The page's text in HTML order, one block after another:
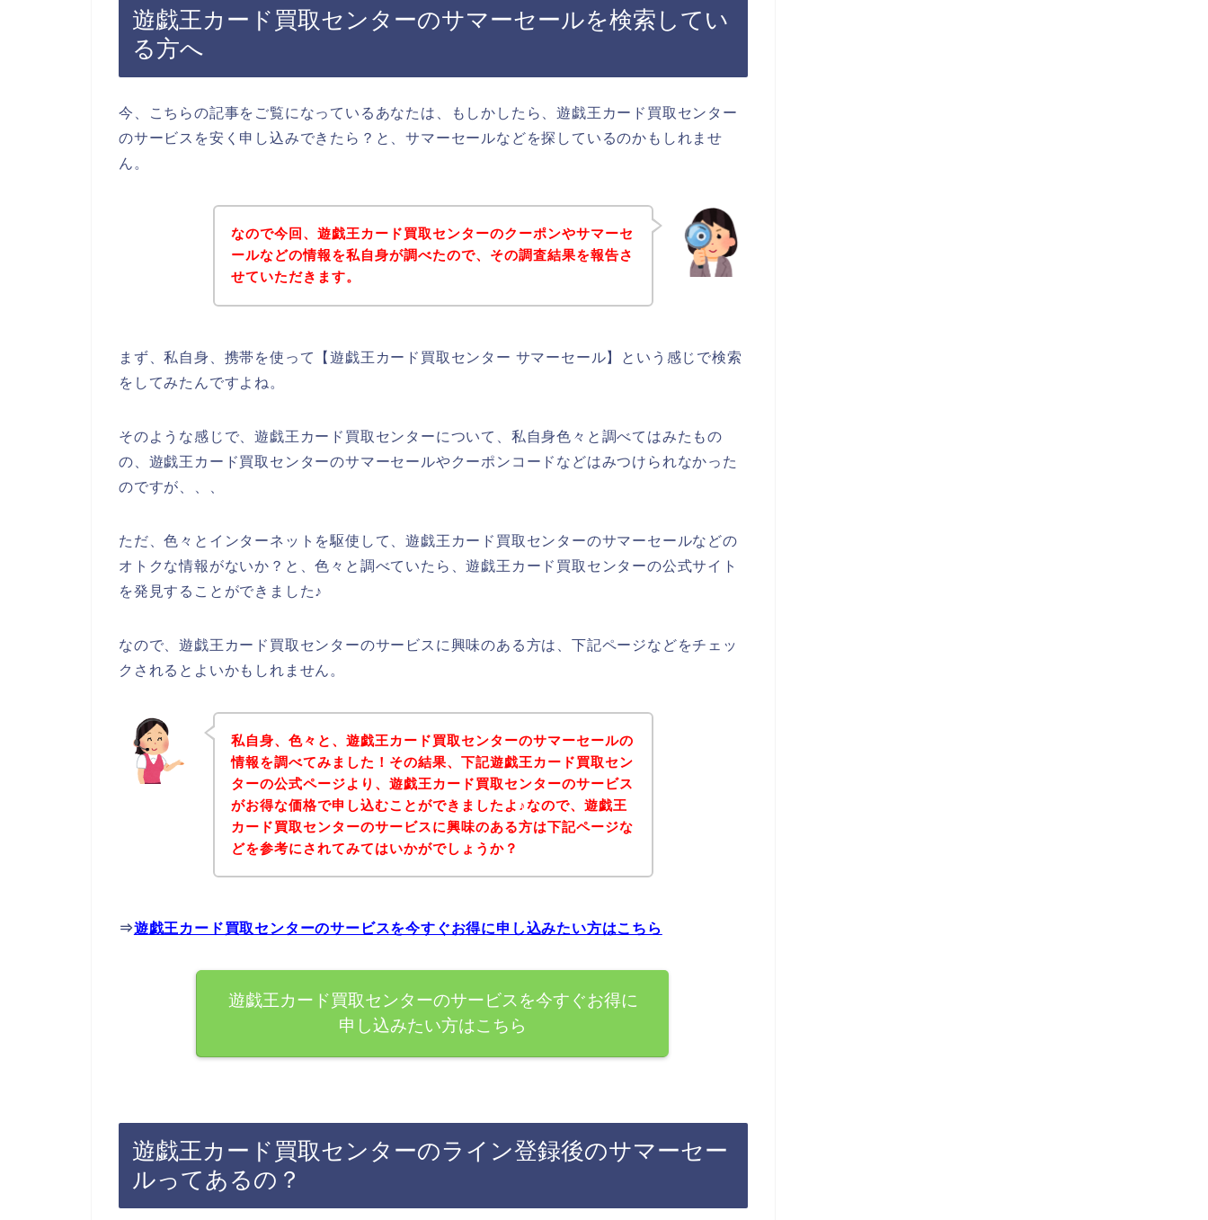
遊戯王カード買取センターのサマーセールを検索してい
る方へ
今、こちらの記事をご覧になっているあなたは、もしかしたら、遊戯王カード買取センター
のサービスを安く申し込みできたら？と、サマーセールなどを探しているのかもしれませ
ん。
なので今回、遊戯王カード買取センターのクーポンやサマーセ
ールなどの情報を私自身が調べたので、その調査結果を報告さ
せていただきます。
まず、私自身、携帯を使って【遊戯王カード買取センター サマーセール】という感じで検索
をしてみたんですよね。
そのような感じで、遊戯王カード買取センターについて、私自身色々と調べてはみたもの
の、遊戯王カード買取センターのサマーセールやクーポンコードなどはみつけられなかった
のですが、、、
ただ、色々とインターネットを駆使して、遊戯王カード買取センターのサマーセールなどの
オトクな情報がないか？と、色々と調べていたら、遊戯王カード買取センターの公式サイト
を発見することができました♪
なので、遊戯王カード買取センターのサービスに興味のある方は、下記ページなどをチェッ
クされるとよいかもしれません。
私自身、色々と、遊戯王カード買取センターのサマーセールの
情報を調べてみました！その結果、下記遊戯王カード買取セン
ターの公式ページより、遊戯王カード買取センターのサービス
がお得な価格で申し込むことができましたよ♪なので、遊戯王
カード買取センターのサービスに興味のある方は下記ページな
どを参考にされてみてはいかがでしょうか？
⇒遊戯王カード買取センターのサービスを今すぐお得に申し込みたい方はこちら
遊戯王カード買取センターのサービスを今すぐお得に
申し込みたい方はこちら
遊戯王カード買取センターのライン登録後のサマーセー
ルってあるの？